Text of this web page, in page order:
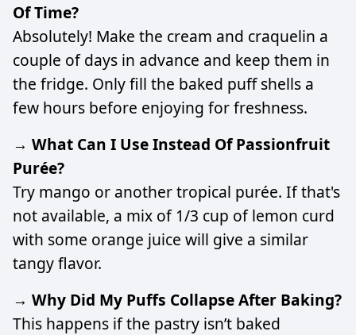
Of Time?
Absolutely! Make the cream and craquelin a
couple of days in advance and keep them in
the fridge. Only fill the baked puff shells a
few hours before enjoying for freshness.
→ What Can I Use Instead Of Passionfruit
Purée?
Try mango or another tropical purée. If that's
not available, a mix of 1/3 cup of lemon curd
with some orange juice will give a similar
tangy flavor.
→ Why Did My Puffs Collapse After Baking?
This happens if the pastry isn’t baked